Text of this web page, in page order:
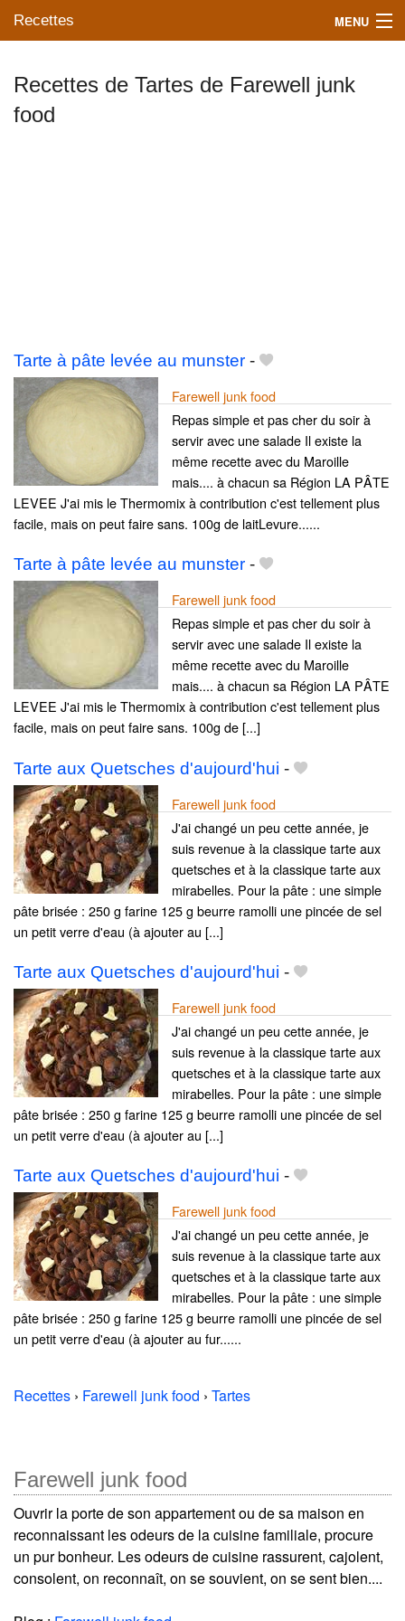
Recettes MENU
Mes blogs préférés
Recettes de Tartes de Farewell junk
food
Tarte à pâte levée au munster -
Farewell junk food
Repas simple et pas cher du soir à
servir avec une salade Il existe la
même recette avec du Maroille
mais.... à chacun sa Région LA PÂTE
LEVEE J'ai mis le Thermomix à contribution c'est tellement plus
facile, mais on peut faire sans. 100g de laitLevure......
Tarte à pâte levée au munster -
Farewell junk food
Repas simple et pas cher du soir à
servir avec une salade Il existe la
même recette avec du Maroille
mais.... à chacun sa Région LA PÂTE
LEVEE J'ai mis le Thermomix à contribution c'est tellement plus
facile, mais on peut faire sans. 100g de [...]
Tarte aux Quetsches d'aujourd'hui -
Farewell junk food
J'ai changé un peu cette année, je
suis revenue à la classique tarte aux
quetsches et à la classique tarte aux
mirabelles. Pour la pâte : une simple
pâte brisée : 250 g farine 125 g beurre ramolli une pincée de sel
un petit verre d'eau (à ajouter au [...]
Tarte aux Quetsches d'aujourd'hui -
Farewell junk food
J'ai changé un peu cette année, je
suis revenue à la classique tarte aux
quetsches et à la classique tarte aux
mirabelles. Pour la pâte : une simple
pâte brisée : 250 g farine 125 g beurre ramolli une pincée de sel
un petit verre d'eau (à ajouter au [...]
Tarte aux Quetsches d'aujourd'hui -
Farewell junk food
J'ai changé un peu cette année, je
suis revenue à la classique tarte aux
quetsches et à la classique tarte aux
mirabelles. Pour la pâte : une simple
pâte brisée : 250 g farine 125 g beurre ramolli une pincée de sel
un petit verre d'eau (à ajouter au fur......
Recettes › Farewell junk food › Tartes
Farewell junk food
Ouvrir la porte de son appartement ou de sa maison en
reconnaissant les odeurs de la cuisine familiale, procure
un pur bonheur. Les odeurs de cuisine rassurent, cajolent,
consolent, on reconnaît, on se souvient, on se sent bien....